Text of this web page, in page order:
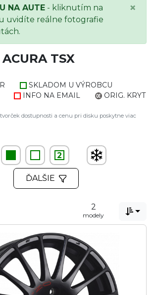
NA AUTE - kliknutím na
uvidíte reálne fotografie
×
TSX
SKLADOM U VÝROBCU
INFO NA EMAIL
ORIG. KRYT
dostupnosti a cenu pri disku poskytne viac
2
ĎALŠIE
2
modely 